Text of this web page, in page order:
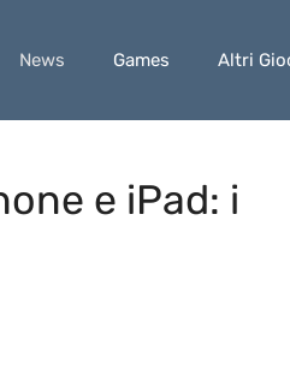
News Games Altri
e iPad: i